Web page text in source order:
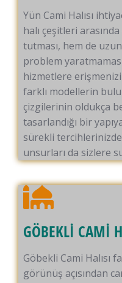
Yün Cami Halısı
halı çeşitleri
tutması, hem de
problem
hizmetlere
farklı modellerin
çizgilerinin oldukça
tasarlandığı bir
sürekli
unsurları da sizlere
GÖBEKLİ CAMİ
Göbekli Cami Halısı
görünüş açısından